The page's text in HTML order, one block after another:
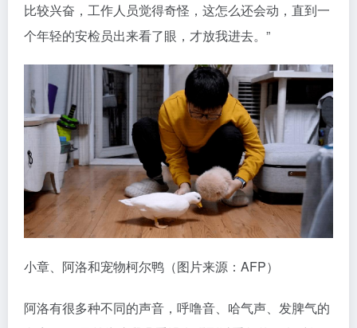
比较兴奋，工作人员觉得奇怪，这怎么还会动，直到一
个年轻的安检员出来看了眼，才放我进去。”
小章、阿洛和宠物柯尔鸭（图片来源：AFP）
阿洛有很多种不同的声音，呼噜音、哈气声、发脾气的